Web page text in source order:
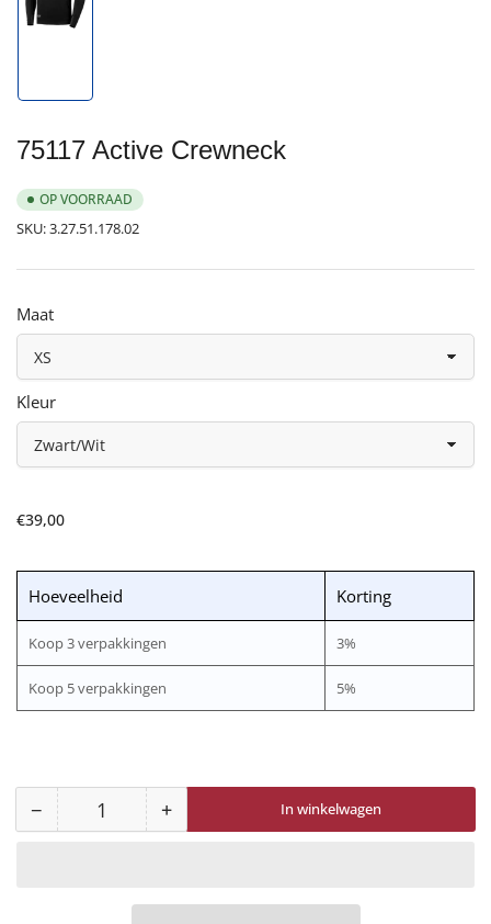
Afbeelding
75117 Active Crewneck
OP VOORRAAD
SKU:3.27.51.178.02
Maat
Kleur
Normale
€39,00
Hoeveelheid Korting
Koop 3 verpakkingen 3%
Koop 5 verpakkingen 5%
−Aantal
Aantal +Aantal
Active
In winkelwagen